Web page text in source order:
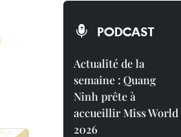
PODCAST
Actualité de la
semaine : Quang
Ninh prête à
accueillir Miss World
2026